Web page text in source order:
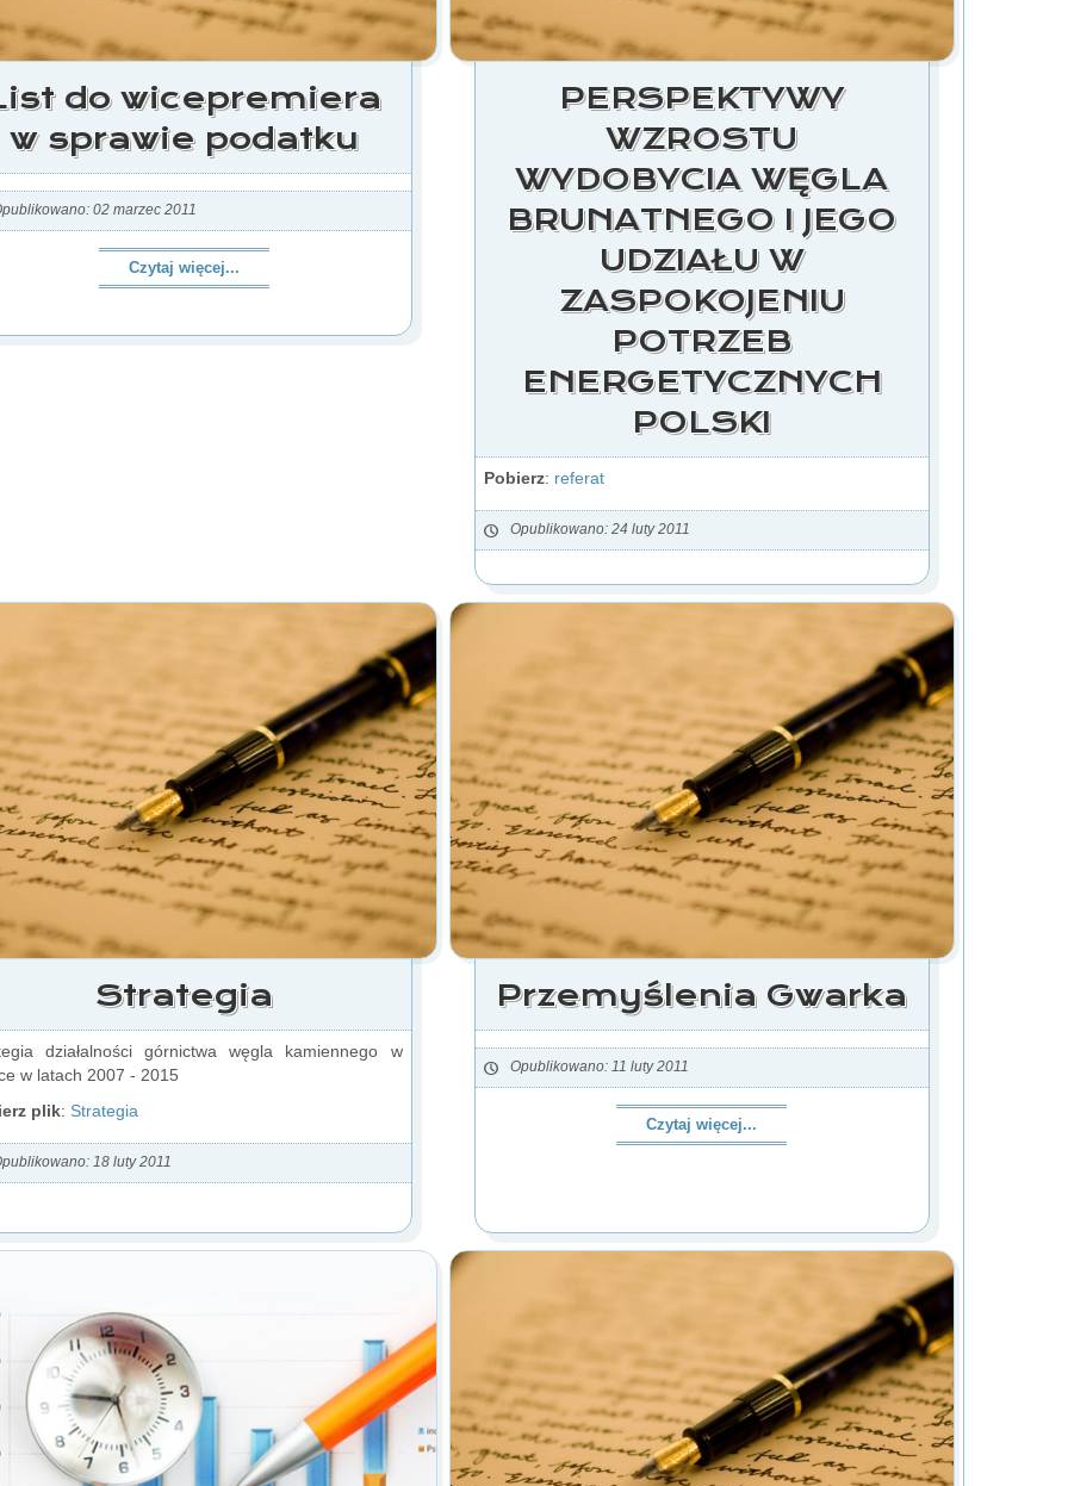
do wicepremiera
w sprawie podatku
02 marzec 2011
Czytaj więcej...
PERSPEKTYWY
WZROSTU
WYDOBYCIA WĘGLA
BRUNATNEGO I JEGO
UDZIAŁU W
ZASPOKOJENIU
POTRZEB
ENERGETYCZNYCH
POLSKI
Pobierz: referat
Opublikowano: 24 luty 2011
Strategia
działalności górnictwa węgla kamiennego w
w latach 2007 - 2015
plik: Strategia
18 luty 2011
Przemyślenia Gwarka
Opublikowano: 11 luty 2011
Czytaj więcej...